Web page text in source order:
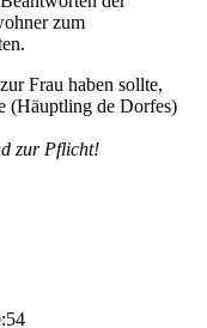
zum
Frau haben sollte,
(Häuptling de Dorfes)
zur Pflicht!